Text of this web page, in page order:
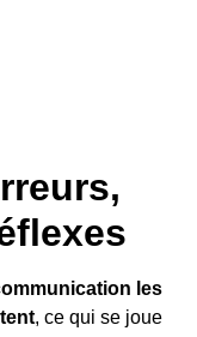
les
, ce qui se joue